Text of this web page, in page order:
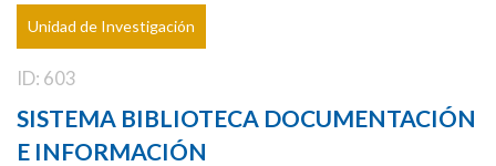
Unidad de Investigación
ID: 603
SISTEMA BIBLIOTECA DOCUMENTACIÓN
E INFORMACIÓN